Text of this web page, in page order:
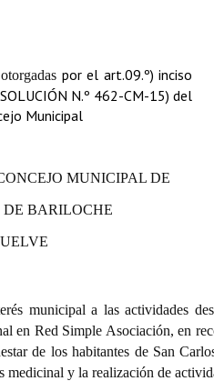
por el art.09.º) inciso
N.º 462-CM-15) del
Municipal
MUNICIPAL DE
DE BARILOCHE
municipal a las actividades
en Red Simple Asociación, en
de los habitantes de San
medicinal y la realización de